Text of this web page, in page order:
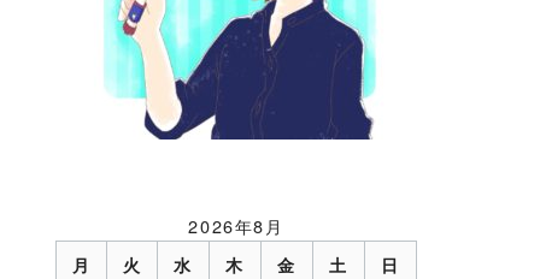
2026年8月
月 火 水 木 金 土 日